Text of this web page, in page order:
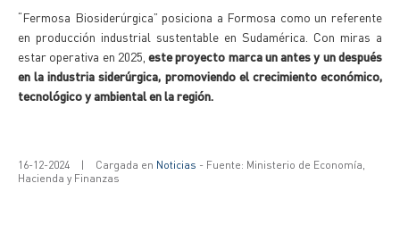
“Fermosa Biosiderúrgica” posiciona a Formosa como un referente
en producción industrial sustentable en Sudamérica. Con miras a
estar operativa en 2025,este proyecto marca un antes y un después
en la industria siderúrgica, promoviendo el crecimiento económico,
tecnológico y ambiental en la región.
16-12-2024 | Cargada en Noticias - Fuente: Ministerio de Economía,
Hacienda y Finanzas